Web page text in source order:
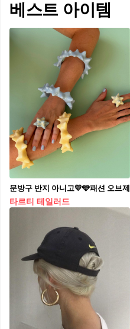
베스트 아이템
문방구 반지 아니고💛🩵패션 오브제
타르티 테일러드